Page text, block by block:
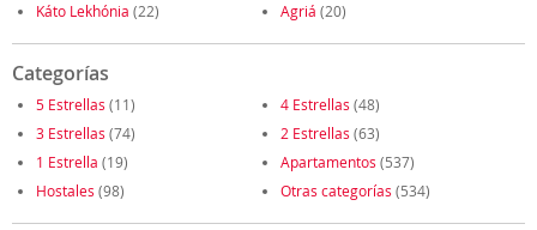
Káto Lekhónia (22) Agriá (20)
Categorías
5 Estrellas (11) 4 Estrellas (48)
3 Estrellas (74) 2 Estrellas (63)
1 Estrella (19) Apartamentos (537)
Hostales (98) Otras categorías (534)